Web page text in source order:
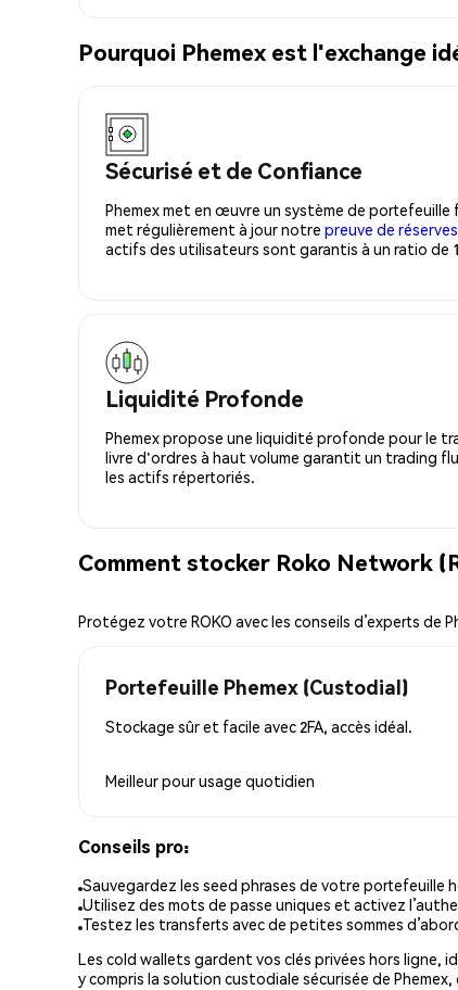
Pourquoi Phemex est l'exchange
Sécurisé et de Confiance
Phemex met en œuvre un système de
met régulièrement à jour notre preuve de réserves
actifs des utilisateurs sont garantis à un ratio de
Liquidité Profonde
Phemex propose une liquidité profonde pour le
livre d'ordres à haut volume garantit un trading
les actifs répertoriés.
Comment stocker Roko Network
Protégez votre ROKO avec les conseils d’experts de
Portefeuille Phemex (Custodial)
Stockage sûr et facile avec 2FA, accès idéal.
Meilleur pourusage quotidien
Conseils pro:
Sauvegardez les seed phrases de votre portefeuille
Utilisez des mots de passe uniques et activez
Testez les transferts avec de petites sommes
Les cold wallets gardent vos clés privées hors ligne,
y compris la solution custodiale sécurisée de